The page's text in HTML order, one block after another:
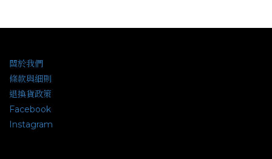
關於我們
條款與細則
退換貨政策
Facebook
Instagram